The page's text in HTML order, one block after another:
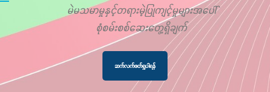
မဲမသမာမှုနှင့်တရားမဲ့ပြုကျင့်မှုများအပေါ်
စုံစမ်းစစ်ဆေးတွေ့ရှိချက်
ဆက်လက်ဖတ်ရှုပါရန်